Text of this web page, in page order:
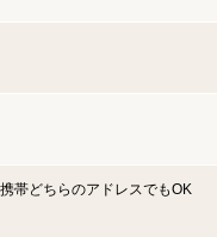
帯どちらのアドレスでもOK